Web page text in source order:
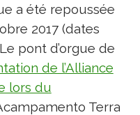
a été repoussée
2017 (dates
pont d’orgue de
de l’Alliance
lors du
Terra